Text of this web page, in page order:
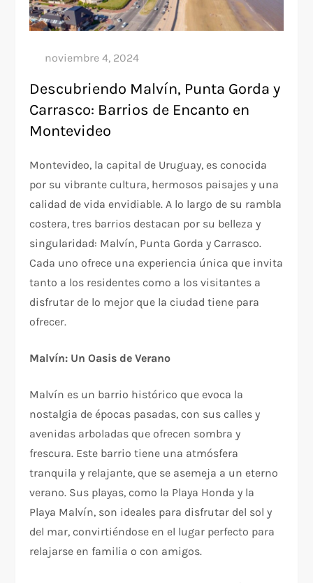
Descubriendo Malvín, Punta Gorda y
Carrasco: Barrios de Encanto en
Montevideo
Montevideo, la capital de Uruguay, es conocida
por su vibrante cultura, hermosos paisajes y una
calidad de vida envidiable. A lo largo de su rambla
costera, tres barrios destacan por su belleza y
singularidad: Malvín, Punta Gorda y Carrasco.
Cada uno ofrece una experiencia única que invita
tanto a los residentes como a los visitantes a
disfrutar de lo mejor que la ciudad tiene para
ofrecer.
Malvín: Un Oasis de Verano
Malvín es un barrio histórico que evoca la
nostalgia de épocas pasadas, con sus calles y
avenidas arboladas que ofrecen sombra y
frescura. Este barrio tiene una atmósfera
tranquila y relajante, que se asemeja a un eterno
verano. Sus playas, como la Playa Honda y la
Playa Malvín, son ideales para disfrutar del sol y
del mar, convirtiéndose en el lugar perfecto para
relajarse en familia o con amigos.